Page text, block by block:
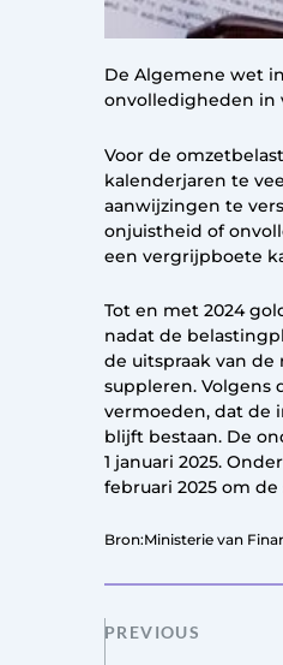
De Algemene wet
onvolledigheden in
Voor de
kalenderjaren te
aanwijzingen te
onjuistheid of
een vergrijpboete
Tot en met 2024
nadat de
de uitspraak van
suppleren.
vermoeden, dat de
blijft bestaan. De
1 januari 2025.
februari 2025 om
Bron:Ministerie van
PREVIOUS